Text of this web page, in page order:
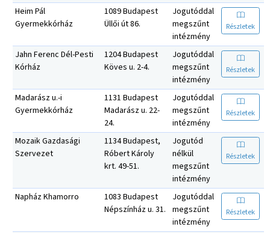
Heim Pál
Gyermekkórház
1089 Budapest
Üllői út 86.
Jogutóddal
megszűnt
intézmény
Részletek
Jahn Ferenc Dél-Pesti
Kórház
1204 Budapest
Köves u. 2-4.
Jogutóddal
megszűnt
intézmény
Részletek
Madarász u.-i
Gyermekkórház
1131 Budapest
Madarász u. 22-
24.
Jogutóddal
megszűnt
intézmény
Részletek
Mozaik Gazdasági
Szervezet
1134 Budapest,
Róbert Károly
krt. 49-51.
Jogutód
nélkül
megszűnt
intézmény
Részletek
Napház Khamorro
1083 Budapest
Népszínház u. 31.
Jogutóddal
megszűnt
intézmény
Részletek